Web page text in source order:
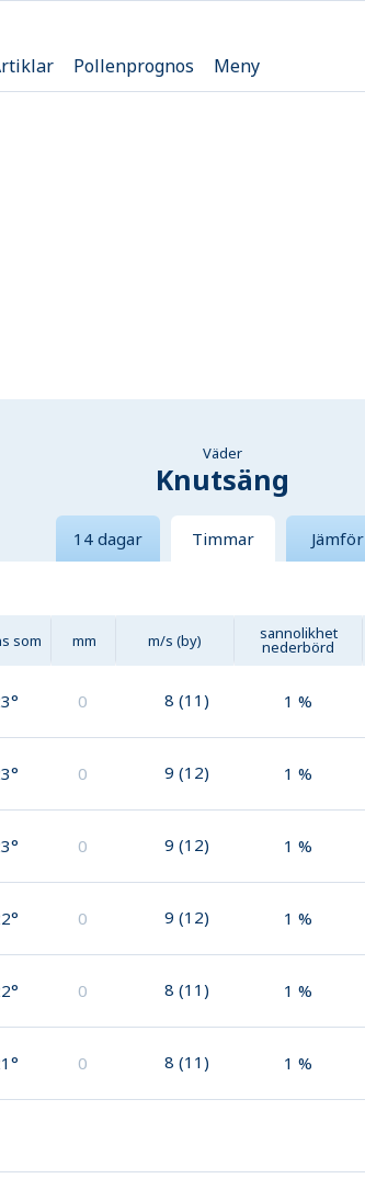
Pollenprognos Meny
Väder
Knutsäng
14 dagar Timmar Jämför
som mm m/s (by) sannolikhet
nederbörd
0 8 (11) 1 %
0 9 (12) 1 %
0 9 (12) 1 %
0 9 (12) 1 %
0 8 (11) 1 %
0 8 (11) 1 %